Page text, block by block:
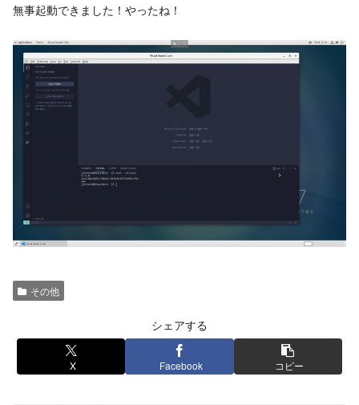
無事起動できました！やったね！
その他
シェアする
X Facebook コピー